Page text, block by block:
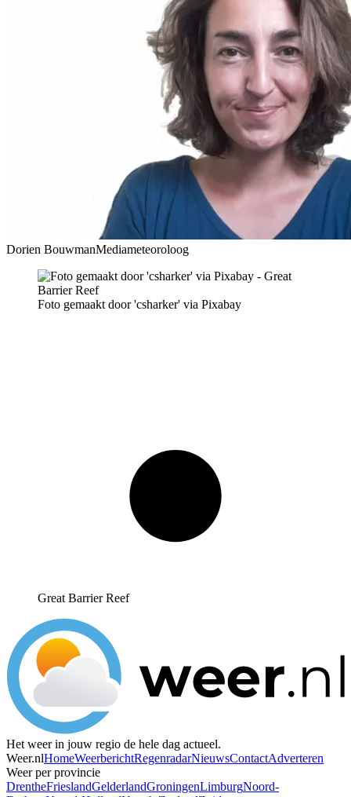
Dorien BouwmanMediameteoroloog
Foto gemaakt door 'csharker' via Pixabay
Great Barrier Reef
Het weer in jouw regio de hele dag actueel.
Weer.nlHomeWeerberichtRegenradarNieuwsContactAdverteren
Weer per provincie
DrentheFrieslandGelderlandGroningenLimburgNoord-